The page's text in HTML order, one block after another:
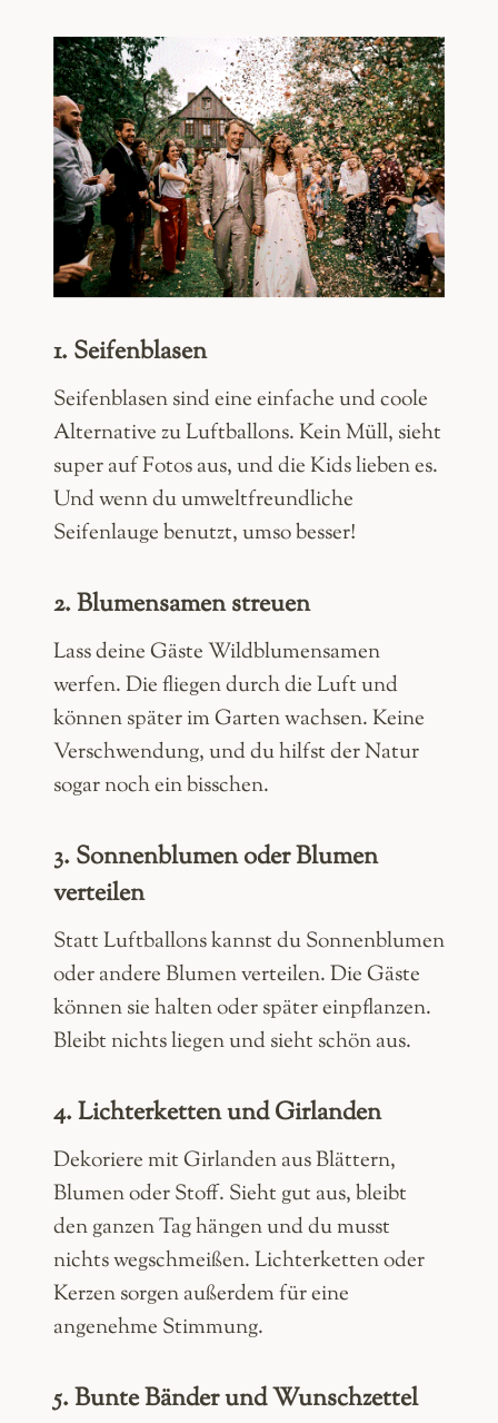
1. Seifenblasen
Seifenblasen sind eine einfache und coole
Alternative zu Luftballons. Kein Müll, sieht
super auf Fotos aus, und die Kids lieben es.
Und wenn du umweltfreundliche
Seifenlauge benutzt, umso besser!
2. Blumensamen streuen
Lass deine Gäste Wildblumensamen
werfen. Die fliegen durch die Luft und
können später im Garten wachsen. Keine
Verschwendung, und du hilfst der Natur
sogar noch ein bisschen.
3. Sonnenblumen oder Blumen
verteilen
Statt Luftballons kannst du Sonnenblumen
oder andere Blumen verteilen. Die Gäste
können sie halten oder später einpflanzen.
Bleibt nichts liegen und sieht schön aus.
4. Lichterketten und Girlanden
Dekoriere mit Girlanden aus Blättern,
Blumen oder Stoff. Sieht gut aus, bleibt
den ganzen Tag hängen und du musst
nichts wegschmeißen. Lichterketten oder
Kerzen sorgen außerdem für eine
angenehme Stimmung.
5. Bunte Bänder und Wunschzettel